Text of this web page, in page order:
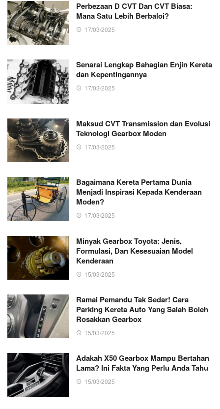
Perbezaan D CVT Dan CVT Biasa:
Mana Satu Lebih Berbaloi?
17/03/2025
Senarai Lengkap Bahagian Enjin Kereta
dan Kepentingannya
17/03/2025
Maksud CVT Transmission dan Evolusi
Teknologi Gearbox Moden
17/03/2025
Bagaimana Kereta Pertama Dunia
Menjadi Inspirasi Kepada Kenderaan
Moden?
17/03/2025
Minyak Gearbox Toyota: Jenis,
Formulasi, Dan Kesesuaian Model
Kenderaan
15/03/2025
Ramai Pemandu Tak Sedar! Cara
Parking Kereta Auto Yang Salah Boleh
Rosakkan Gearbox
15/03/2025
Adakah X50 Gearbox Mampu Bertahan
Lama? Ini Fakta Yang Perlu Anda Tahu
15/03/2025